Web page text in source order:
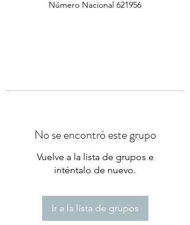
Número Nacional 621956
No se encontró este grupo
Vuelve a la lista de grupos e
inténtalo de nuevo.
Ir a la lista de grupos